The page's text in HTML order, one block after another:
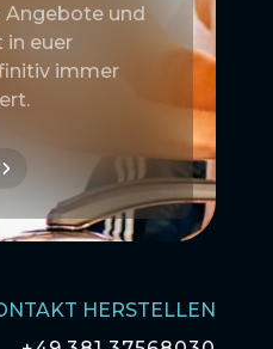
Angebote und
in euer
immer
HERSTELLEN